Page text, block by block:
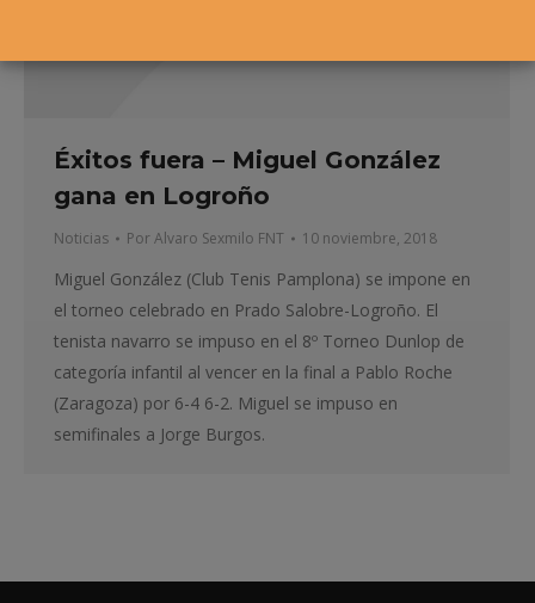
Éxitos fuera – Miguel González
gana en Logroño
Noticias PorAlvaro Sexmilo FNT 10 noviembre, 2018
Miguel González (Club Tenis Pamplona) se impone en
el torneo celebrado en Prado Salobre-Logroño. El
tenista navarro se impuso en el 8º Torneo Dunlop de
categoría infantil al vencer en la final a Pablo Roche
(Zaragoza) por 6-4 6-2. Miguel se impuso en
semifinales a Jorge Burgos.